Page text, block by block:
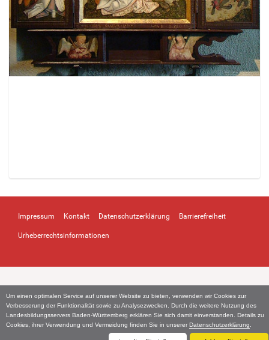
Um einen optimalen Service auf unserer Website zu bieten, verwenden wir Cookies zur
Verbesserung der Funktionalität sowie zu Analysezwecken. Durch die weitere Nutzung des
Landesbildungsservers Baden-Württemberg erklären Sie sich damit einverstanden. Details zu
Cookies, ihrer Verwendung und Vermeidung finden Sie in unserer Datenschutzerklärung
e
g
e
l
n
v
o
Impressum Kontakt Datenschutzerklärung Barrierefreiheit
Urheberrechtsinformationen